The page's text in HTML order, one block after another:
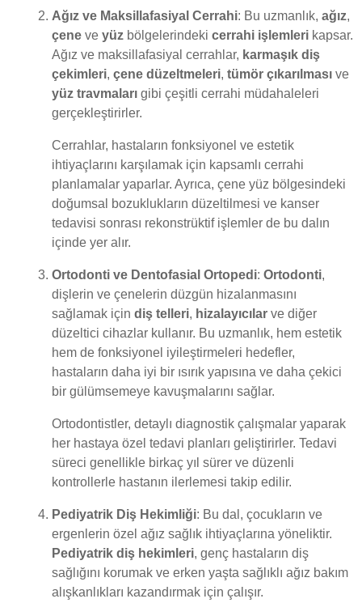
Ağız ve Maksillafasiyal Cerrahi: Bu uzmanlık,ağız,
çene veyüz bölgelerindekicerrahi işlemleri kapsar.
Ağız ve maksillafasiyal cerrahlar, karmaşık diş
çekimleri,çene düzeltmeleri,tümör çıkarılması ve
yüz travmaları gibi çeşitli cerrahi müdahaleleri
gerçekleştirirler.
Cerrahlar, hastaların fonksiyonel ve estetik
ihtiyaçlarını karşılamak için kapsamlı cerrahi
planlamalar yaparlar. Ayrıca, çene yüz bölgesindeki
doğumsal bozuklukların düzeltilmesi ve kanser
tedavisi sonrası rekonstrüktif işlemler de bu dalın
içinde yer alır.
Ortodonti ve Dentofasial Ortopedi:Ortodonti,
dişlerin ve çenelerin düzgün hizalanmasını
sağlamak içindiş telleri, hizalayıcılar ve diğer
düzeltici cihazlar kullanır. Bu uzmanlık, hem estetik
hem de fonksiyonel iyileştirmeleri hedefler,
hastaların daha iyi bir ısırık yapısına ve daha çekici
bir gülümsemeye kavuşmalarını sağlar.
Ortodontistler, detaylı diagnostik çalışmalar yaparak
her hastaya özel tedavi planları geliştirirler. Tedavi
süreci genellikle birkaç yıl sürer ve düzenli
kontrollerle hastanın ilerlemesi takip edilir.
Pediyatrik Diş Hekimliği: Bu dal, çocukların ve
ergenlerin özel ağız sağlık ihtiyaçlarına yöneliktir.
Pediyatrik diş hekimleri, genç hastaların diş
sağlığını korumak ve erken yaşta sağlıklı ağız bakım
alışkanlıkları kazandırmak için çalışır.